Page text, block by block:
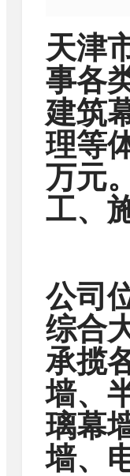
天津
事各
建筑
理等
万元
工、
公司
综合
承揽
墙、
璃幕
墙、